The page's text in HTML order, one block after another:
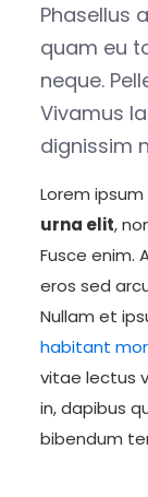
Phasellus
quam eu
neque.
Vivamus
dignissim
Lorem
urna elit,
Fusce enim.
eros sed
Nullam et
habitant
vitae lectus
in, dapibus
bibendum